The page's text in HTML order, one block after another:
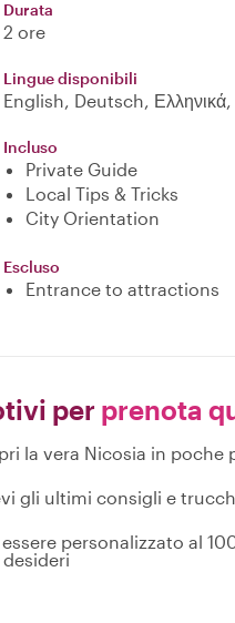
Durata
2 ore
Lingue disponibili
English, Deutsch,
Incluso
Private Guide
Local Tips & Tricks
City Orientation
Escluso
Entrance to attractions
per prenota
la vera Nicosia in poche
gli ultimi consigli e
essere personalizzato al